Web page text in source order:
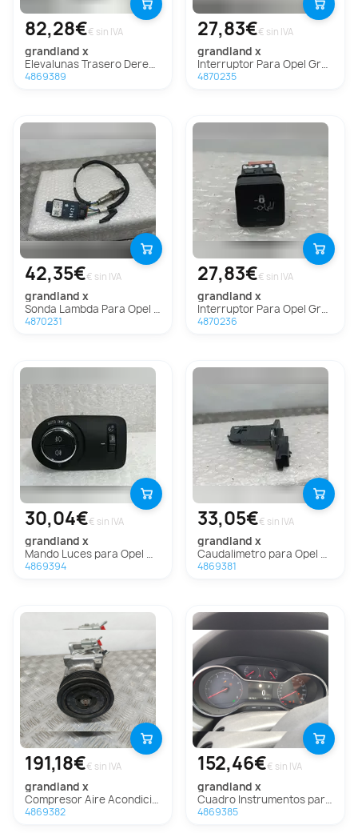
82,28€€ sin IVA
grandland x
Elevalunas Trasero Derecho Para Opel Grandland X
4869389
27,83€€ sin IVA
grandland x
Interruptor Para Opel Grandland X
4870235
42,35€€ sin IVA
grandland x
Sonda Lambda Para Opel Grandland X
4870231
27,83€€ sin IVA
grandland x
Interruptor Para Opel Grandland X
4870236
30,04€€ sin IVA
grandland x
Mando Luces para Opel Grandland X
4869394
33,05€€ sin IVA
grandland x
Caudalimetro para Opel Grandland X
4869381
191,18€€ sin IVA
grandland x
Compresor Aire Acondicionado para Opel Grandland X
4869382
152,46€€ sin IVA
grandland x
Cuadro Instrumentos para Opel Grandland X
4869385